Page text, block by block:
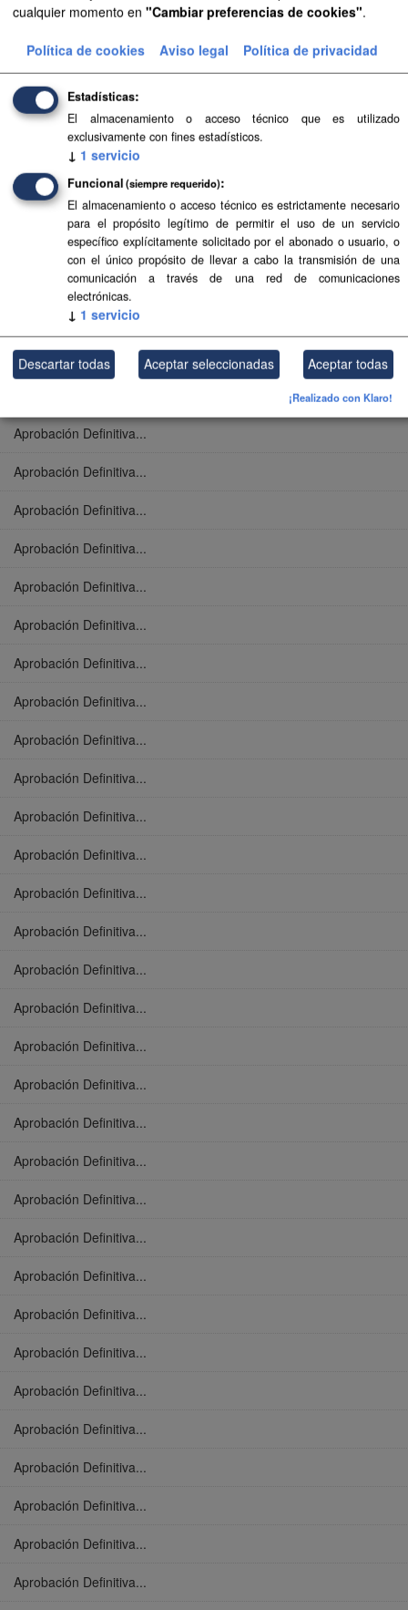
Aprobación Definitiva...
Aprobación Definitiva...
Aprobación Definitiva...
Aprobación Definitiva...
Aprobación Definitiva...
Aprobación Definitiva...
Aprobación Definitiva...
Aprobación Definitiva...
Aprobación Definitiva...
Aprobación Definitiva...
Aprobación Definitiva...
Aprobación Definitiva...
Aprobación Definitiva...
Aprobación Definitiva...
Aprobación Definitiva...
Aprobación Definitiva...
Aprobación Definitiva...
Aprobación Definitiva...
Aprobación Definitiva...
Aprobación Definitiva...
Aprobación Definitiva...
Aprobación Definitiva...
Aprobación Definitiva...
Aprobación Definitiva...
Aprobación Definitiva...
Aprobación Definitiva...
Aprobación Definitiva...
Aprobación Definitiva...
Aprobación Definitiva...
Aprobación Definitiva...
Aprobación Definitiva...
Aprobación Definitiva...
Aprobación Definitiva...
Aprobación Definitiva...
Aprobación Definitiva...
Aprobación Definitiva...
Aprobación Definitiva...
Aprobación Definitiva...
Aprobación Definitiva...
Aprobación Definitiva...
Aprobación Definitiva...
cualquier momento en "Cambiar preferencias de cookies".
Política de cookies Aviso legal Política de privacidad
Estadísticas
El almacenamiento o acceso técnico que es utilizado
exclusivamente con fines estadísticos.
↓ 1 servicio
Funcional (siempre requerido)
El almacenamiento o acceso técnico es estrictamente necesario
para el propósito legítimo de permitir el uso de un servicio
específico explícitamente solicitado por el abonado o usuario, o
con el único propósito de llevar a cabo la transmisión de una
comunicación a través de una red de comunicaciones
electrónicas.
↓ 1 servicio
Descartar todas Aceptar seleccionadas Aceptar todas
¡Realizado con Klaro!